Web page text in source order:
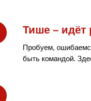
Тише – идёт
Пробуем,
быть командой.